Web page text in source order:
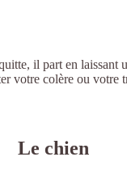
il part en laissant
votre colère ou votre
Le chien